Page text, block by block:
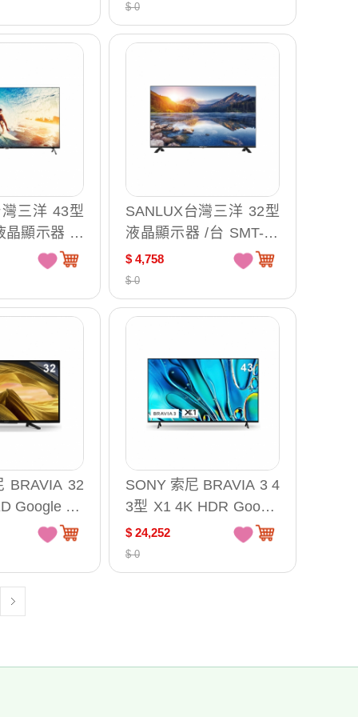
$ 0
三洋 43型
晶顯示器 無
43FG3
SANLUX台灣三洋 32型
液晶顯示器 /台 SMT-32
MB3
$ 4,758
$ 0
BRAVIA 32
Google TV
KD-32W83
SONY 索尼 BRAVIA 3 4
3型 X1 4K HDR Google
TV 液晶顯示器 /台 Y-43
S30
$ 24,252
$ 0